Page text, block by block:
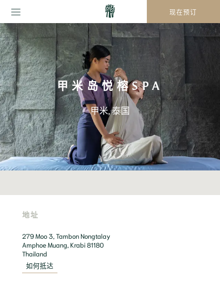
现在预订
甲米岛悦榕SPA
甲米, 泰国
地址
279 Moo 3, Tambon Nongtalay
Amphoe Muang, Krabi 81180
如何抵达